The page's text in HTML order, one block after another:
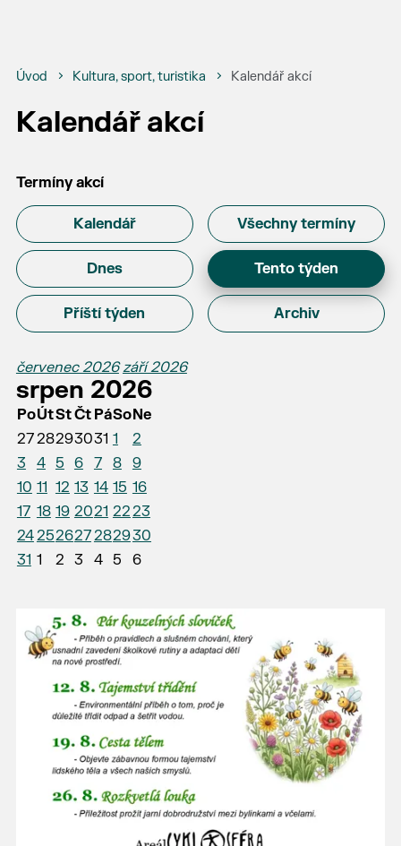
Úvod Kultura, sport, turistika Kalendář akcí
Kalendář akcí
Termíny akcí
Kalendář Všechny termíny
Dnes Tento týden
Příští týden Archiv
červenec 2026 září 2026
srpen 2026
PoÚtStČt PáSoNe
2728293031 1
2
3
4 5 6 7 8
9
10 11 12 13 14 15 16
17 18 19 2021 2223
24252627282930
31 1 2 3 4 5 6